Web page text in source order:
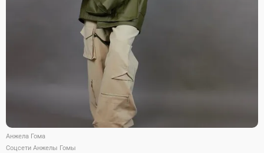
Анжела Гома
Соцсети Анжелы Гомы